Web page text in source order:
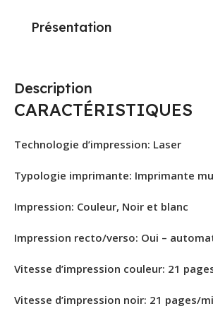
Description
CARACTÉRISTIQUES
Technologie d’impression: Laser
Typologie imprimante: Imprimante
Impression: Couleur, Noir et blanc
Impression recto/verso: Oui –
Vitesse d’impression couleur: 21
Vitesse d’impression noir: 21 pages/
Présentation